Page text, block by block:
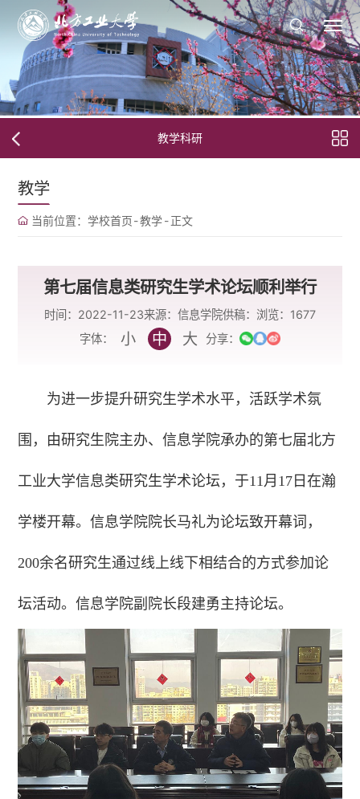
教学科研
教学
当前位置： 学校首页-教学-正文
第七届信息类研究生学术论坛顺利举行
时间：2022-11-23来源：信息学院供稿： 浏览： 1677
字体：
小 中 大 分享：
为进一步提升研究生学术水平，活跃学术氛
围，由研究生院主办、信息学院承办的第七届北方
工业大学信息类研究生学术论坛，于11月17日在瀚
学楼开幕。信息学院院长马礼为论坛致开幕词，
200余名研究生通过线上线下相结合的方式参加论
坛活动。信息学院副院长段建勇主持论坛。